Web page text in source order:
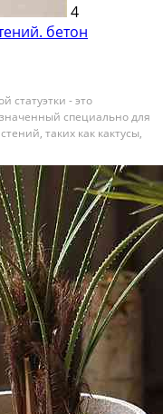
4
бетон
статуэтки - это
специально для
таких как кактусы,
из